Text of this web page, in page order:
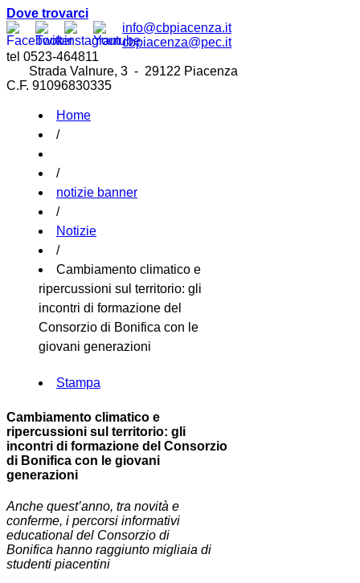
Dove trovarci
info@cbpiacenza.it
cbpiacenza@pec.it
tel 0523-464811
Strada Valnure, 3 - 29122 Piacenza
C.F. 91096830335
Home
/
/
notizie banner
/
Notizie
/
Cambiamento climatico e
ripercussioni sul territorio: gli
incontri di formazione del
Consorzio di Bonifica con le
giovani generazioni
Stampa
Cambiamento climatico e
ripercussioni sul territorio: gli
incontri di formazione del Consorzio
di Bonifica con le giovani
generazioni
Anche quest’anno, tra novità e
conferme, i percorsi informativi
educational del Consorzio di
Bonifica hanno raggiunto migliaia di
studenti piacentini